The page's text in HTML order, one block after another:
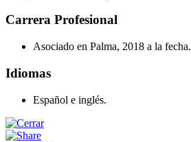
Carrera Profesional
Asociado en Palma, 2018 a la fecha.
Idiomas
Español e inglés.